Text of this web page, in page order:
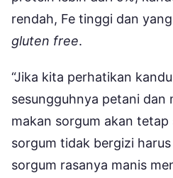
rendah, Fe tinggi dan
gluten free.
“Jika kita perhatikan
sesungguhnya petani dan
makan sorgum akan tetap
sorgum tidak bergizi
sorgum rasanya manis